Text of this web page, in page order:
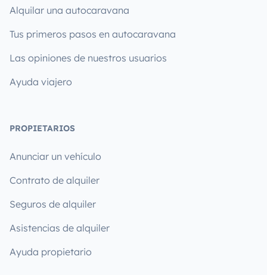
Alquilar una autocaravana
Tus primeros pasos en autocaravana
Las opiniones de nuestros usuarios
Ayuda viajero
PROPIETARIOS
Anunciar un vehículo
Contrato de alquiler
Seguros de alquiler
Asistencias de alquiler
Ayuda propietario